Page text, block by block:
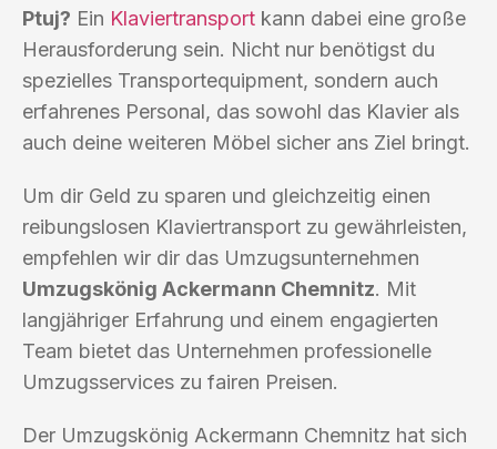
Ptuj? Ein Klaviertransport kann dabei eine große
Herausforderung sein. Nicht nur benötigst du
spezielles Transportequipment, sondern auch
erfahrenes Personal, das sowohl das Klavier als
auch deine weiteren Möbel sicher ans Ziel bringt.
Um dir Geld zu sparen und gleichzeitig einen
reibungslosen Klaviertransport zu gewährleisten,
empfehlen wir dir das Umzugsunternehmen
Umzugskönig Ackermann Chemnitz. Mit
langjähriger Erfahrung und einem engagierten
Team bietet das Unternehmen professionelle
Umzugsservices zu fairen Preisen.
Der Umzugskönig Ackermann Chemnitz hat sich